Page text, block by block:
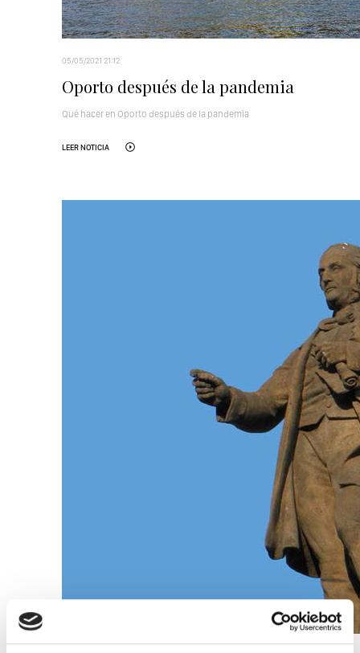
05/05/2021 21:12
Oporto después de la pandemia
Qué hacer en Oporto después de la pandemia
LEER NOTICIA